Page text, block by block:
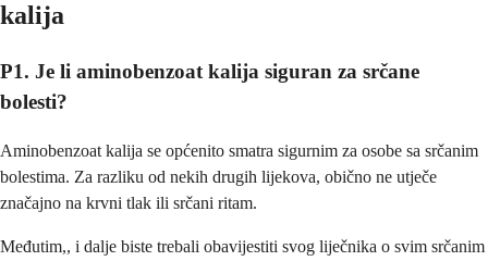
kalija
P1. Je li aminobenzoat kalija siguran za srčane
bolesti?
Aminobenzoat kalija se općenito smatra sigurnim za osobe sa srčanim
bolestima. Za razliku od nekih drugih lijekova, obično ne utječe
značajno na krvni tlak ili srčani ritam.
Međutim,, i dalje biste trebali obavijestiti svog liječnika o svim srčanim